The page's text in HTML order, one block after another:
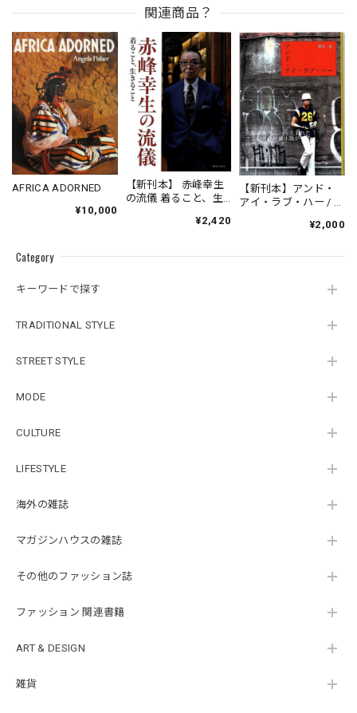
Category
キーワードで探す
TRADITIONAL STYLE
STREET STYLE
MODE
CULTURE
LIFESTYLE
海外の雑誌
マガジンハウスの雑誌
その他のファッション誌
ファッション 関連書籍
ART & DESIGN
雑貨
関連商品？
AFRICA ADORNED
¥10,000
【新刊本】 赤峰幸生
の流儀 着ること、生
¥2,420
【新刊本】アンド・
アイ・ラブ・ハー / 鶴
¥2,000